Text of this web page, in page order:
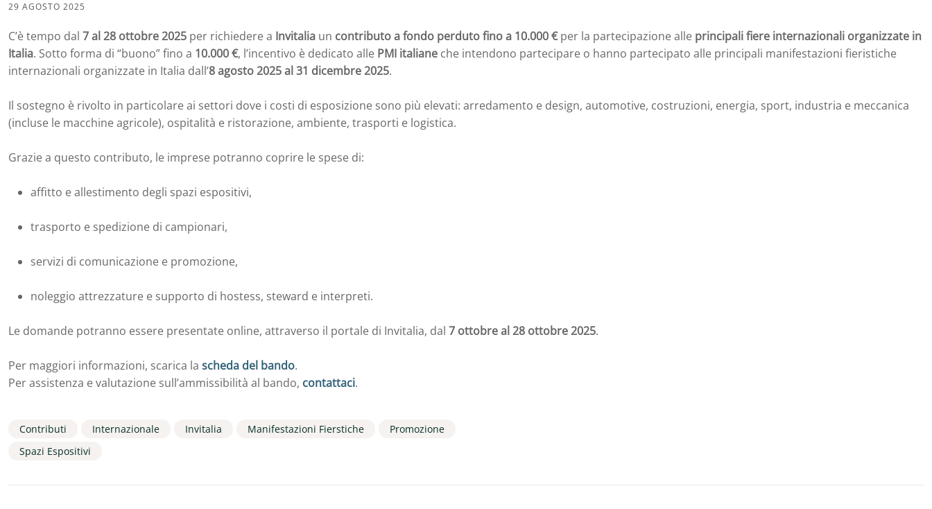
29 AGOSTO 2025
C’è tempo dal 7 al 28 ottobre 2025 per richiedere a Invitalia un contributo a fondo perduto fino a 10.000 €per la partecipazione alle principali fiere internazionali organizzate in
Italia. Sotto forma di “buono” fino a 10.000 €, l’incentivo è dedicato alle PMI italiane che intendono partecipare o hanno partecipato alle principali manifestazioni fieristiche
internazionali organizzate in Italia dall’8 agosto 2025 al 31 dicembre 2025.
Il sostegno è rivolto in particolare ai settori dove i costi di esposizione sono più elevati: arredamento e design, automotive, costruzioni, energia, sport, industria e meccanica
(incluse le macchine agricole), ospitalità e ristorazione, ambiente, trasporti e logistica.
Grazie a questo contributo, le imprese potranno coprire le spese di:
affitto e allestimento degli spazi espositivi,
trasporto e spedizione di campionari,
servizi di comunicazione e promozione,
noleggio attrezzature e supporto di hostess, steward e interpreti.
Le domande potranno essere presentate online, attraverso il portale di Invitalia, dal 7 ottobre al 28 ottobre 2025.
Per maggiori informazioni, scarica la scheda del bando.
Per assistenza e valutazione sull’ammissibilità al bando, contattaci.
Contributi Internazionale Invitalia Manifestazioni Fierstiche
Promozione
Spazi Espositivi